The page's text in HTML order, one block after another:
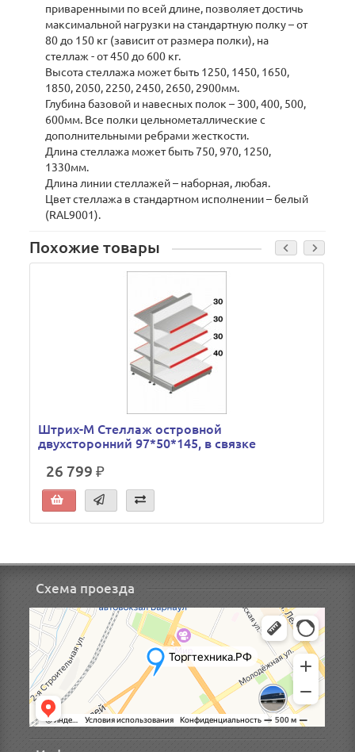
приваренными по всей длине, позволяет достичь
максимальной нагрузки на стандартную полку – от
80 до 150 кг (зависит от размера полки), на
стеллаж - от 450 до 600 кг.
Высота стеллажа может быть 1250, 1450, 1650,
1850, 2050, 2250, 2450, 2650, 2900мм.
Глубина базовой и навесных полок – 300, 400, 500,
600мм. Все полки цельнометаллические с
дополнительными ребрами жесткости.
Длина стеллажа может быть 750, 970, 1250,
1330мм.
Длина линии стеллажей – наборная, любая.
Цвет стеллажа в стандартном исполнении – белый
(RAL9001).
Похожие товары
Штрих-М Стеллаж островной
двухсторонний 97*50*145, в связке
26 799 ₽
Схема проезда